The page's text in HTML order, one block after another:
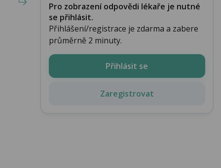
Pro zobrazení odpovědi lékaře je nutné
se přihlásit.
Přihlášení/registrace je zdarma a zabere
průměrně 2 minuty.
Přihlásit se
Zaregistrovat